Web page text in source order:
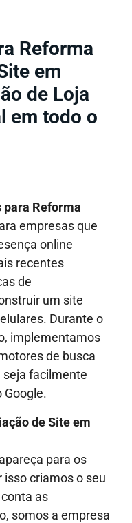
Reforma
em
de Loja
em todo o
para Reforma
empresas que
online
recentes
de
um site
Durante o
implementamos
de busca
seja facilmente
Google.
de Site em
para os
isso criamos o seu
as
somos a empresa